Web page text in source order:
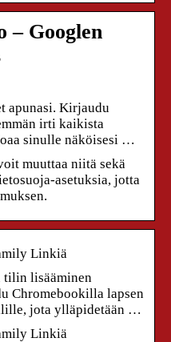
– Googlen
apunasi. Kirjaudu
irti kaikista
sinulle näköisesi …
muuttaa niitä sekä
asetuksia, jotta
Linkiä
lisääminen
Chromebookilla lapsen
jota ylläpidetään …
Linkiä